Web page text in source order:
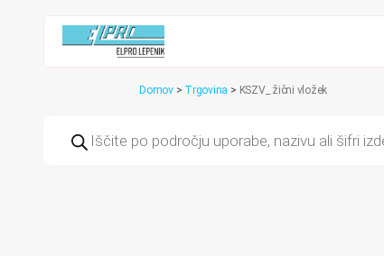
Domov > Trgovina > KSZV_ žični vložek
search